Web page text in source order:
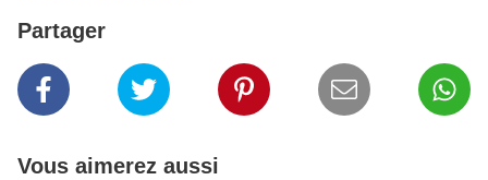
Partager
Vous aimerez aussi